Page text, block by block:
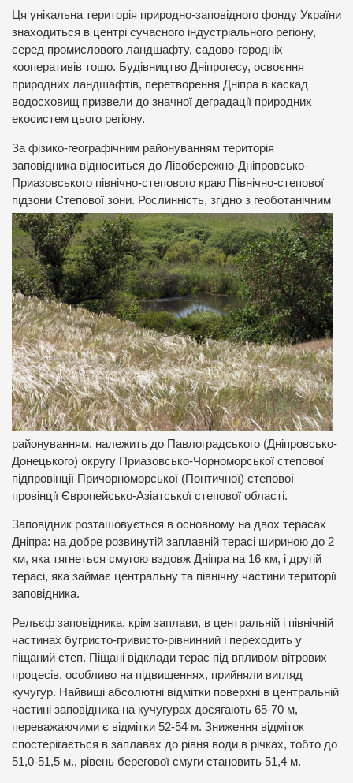
Ця унікальна територія природно-заповідного фонду України
знаходиться в центрі сучасного індустріального регіону,
серед промислового ландшафту, садово-городніх
кооперативів тощо. Будівництво Дніпрогесу, освоєння
природних ландшафтів, перетворення Дніпра в каскад
водосховищ призвели до значної деградації природних
екосистем цього регіону.
За фізико-географічним районуванням територія
заповідника відноситься до Лівобережно-Дніпровсько-
Приазовського північно-степового краю Північно-степової
підзони Cтепової зони. Рослинність, згідно з геоботанічним
районуванням, належить до Павлоградського (Дніпровсько-
Донецького) округу Приазовсько-Чорноморської степової
підпровінції Причорноморської (Понтичної) степової
провінції Європейсько-Азіатської степової області.
Заповідник розташовується в основному на двох терасах
Дніпра: на добре розвинутій заплавній терасі шириною до 2
км, яка тягнеться смугою вздовж Дніпра на 16 км, і другій
терасі, яка займає центральну та північну частини території
заповідника.
Рельєф заповідника, крім заплави, в центральній і північній
частинах бугристо-гривисто-рівнинний і переходить у
піщаний степ. Піщані відклади терас під впливом вітрових
процесів, особливо на підвищеннях, прийняли вигляд
кучугур. Найвищі абсолютні відмітки поверхні в центральній
частині заповідника на кучугурах досягають 65-70 м,
переважаючими є відмітки 52-54 м. Зниження відміток
спостерігається в заплавах до рівня води в річках, тобто до
51,0-51,5 м., рівень берегової смуги становить 51,4 м.